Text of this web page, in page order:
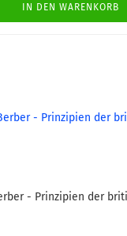
IN DEN WARENKORB
- Prinzipien der